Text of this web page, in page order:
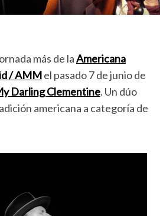
más de laAmericana
/ AMMel pasado 7 de junio de
Darling Clementine. Un dúo
americana a categoría de